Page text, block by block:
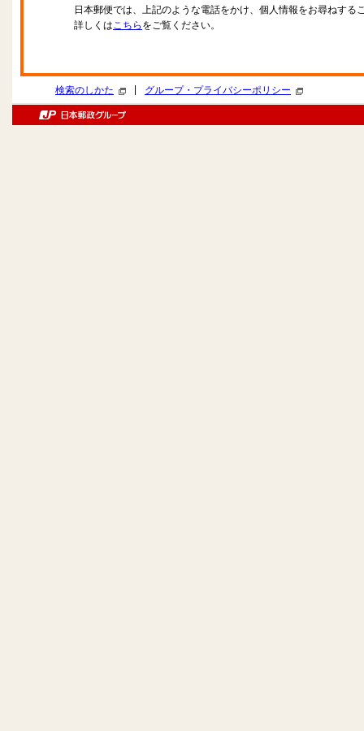
日本郵便では、上記のような電話をかけ、個人情報をお尋ねする
詳しくはこちら をご覧ください。
検索のしかた グループ・プライバシーポリシー